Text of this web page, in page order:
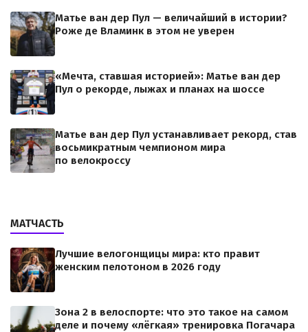
Матье ван дер Пул — величайший в истории?
Роже де Вламинк в этом не уверен
«Мечта, ставшая историей»: Матье ван дер
Пул о рекорде, лыжах и планах на шоссе
Матье ван дер Пул устанавливает рекорд, став
восьмикратным чемпионом мира
по велокроссу
МАТЧАСТЬ
Лучшие велогонщицы мира: кто правит
женским пелотоном в 2026 году
Зона 2 в велоспорте: что это такое на самом
деле и почему «лёгкая» тренировка Погачара